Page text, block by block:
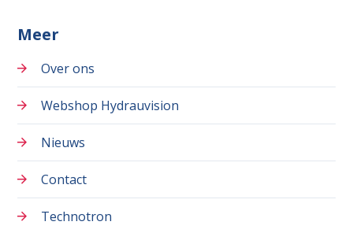
Meer
Over ons
Webshop Hydrauvision
Nieuws
Contact
Technotron